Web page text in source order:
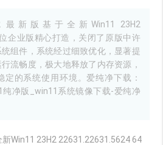
最新版基于全新Win11 23H2
企业版精心打造，关闭了原版中许
组件，系统经过细致优化，显著提
流畅度，极大地释放了内存资源，
定的系统使用环境。爱纯净下载：
纯净版_win11系统镜像下载-爱纯净
Win11 23H2 22631.22631.5624 64